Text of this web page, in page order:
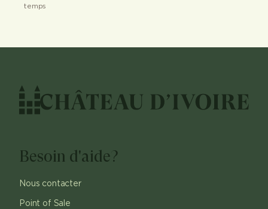
temps
Besoin d'aide?
Nous contacter
Point of Sale